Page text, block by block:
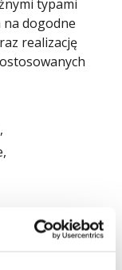
typami
na dogodne
realizację